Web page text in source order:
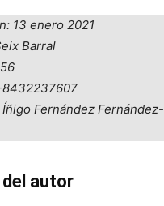
13 enero 2021
Barral
8432237607
Fernández Fernández-
autor